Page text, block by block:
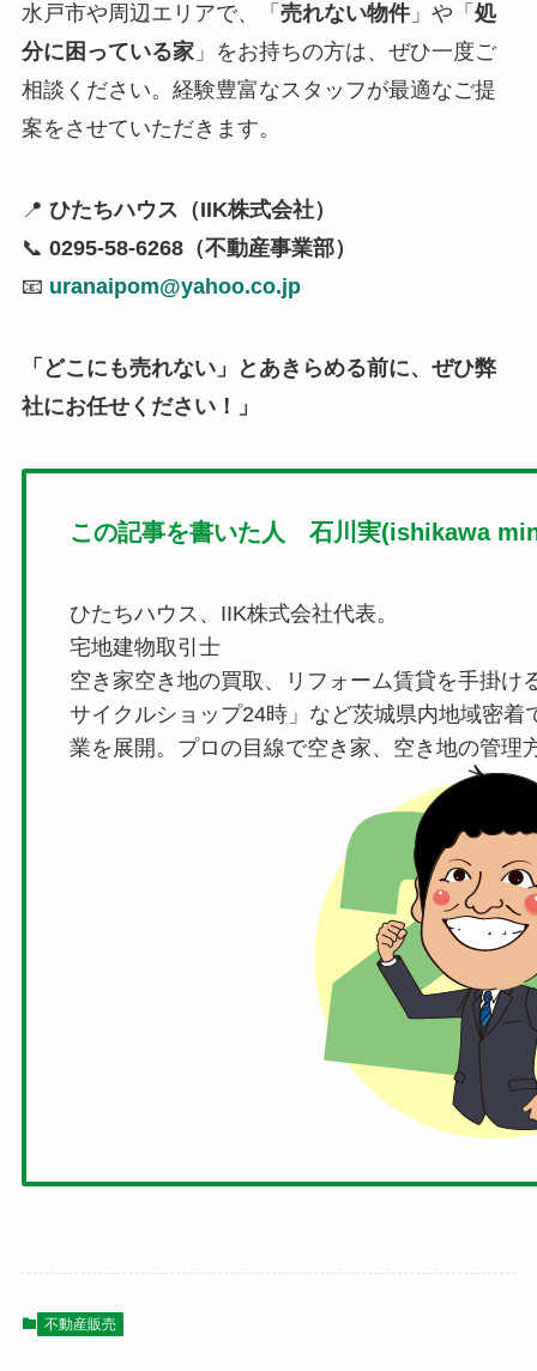
水戸市や周辺エリアで、「 売れない物件」や「 処
分に困っている家」をお持ちの方は、ぜひ一度ご
相談ください。経験豊富なスタッフが最適なご提
案をさせていただきます。
📍 ひたちハウス（IIK株式会社）
📞 0295-58-6268（不動産事業部）
📧 uranaipom@yahoo.co.jp
「どこにも売れない」とあきらめる前に、ぜひ弊
社にお任せください！」
この記事を書いた人 石川実(ishikawa
ひたちハウス、IIK株式会社代表。
宅地建物取引士
空き家空き地の買取、リフォーム賃貸を手掛け
サイクルショップ24時」など茨城県内地域密
業を展開。プロの目線で空き家、空き地の管理
不動産販売